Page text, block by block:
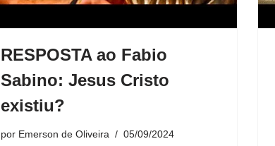
RESPOSTA ao Fabio
Sabino: Jesus Cristo
existiu?
por Emerson de Oliveira 05/09/2024